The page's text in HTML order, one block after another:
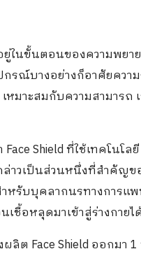
ในขั้นตอนของความพย
กรณ์บางอย่างก็อาศัยคว
าะสมกับความสามารถ
Shield ที่ใช้เทคโนโ
าวเป็นส่วนหนึ่งที่สำคัญ
สำหรับบุคลากนรทางกา
เชื้อหลุดมาเข้าสู่ร่างกายไ
ต Face Shield ออกมา